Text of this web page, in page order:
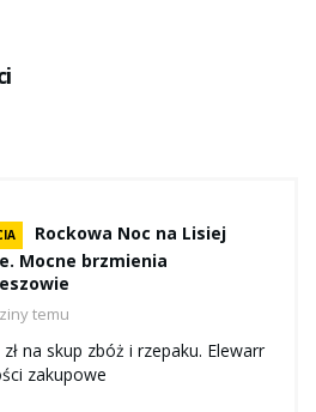
Rockowa Noc na Lisiej
Mocne brzmienia
temu
na skup zbóż i rzepaku. Elewarr
zakupowe